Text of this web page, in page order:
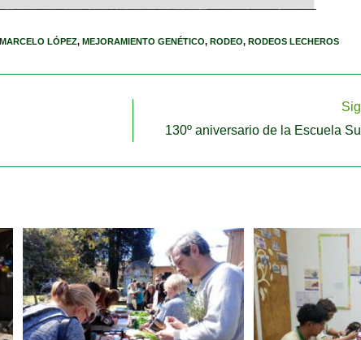
MARCELO LÓPEZ, MEJORAMIENTO GENÉTICO, RODEO, RODEOS LECHEROS
130º aniversario de la Escuela